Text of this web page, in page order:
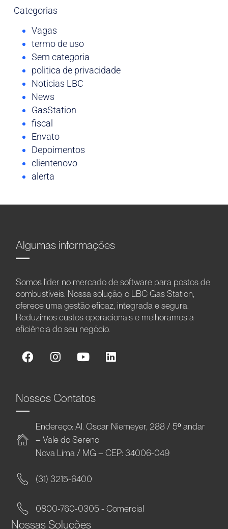
Categorias
Vagas
termo de uso
Sem categoria
politica de privacidade
Noticias LBC
News
GasStation
fiscal
Envato
Depoimentos
clientenovo
alerta
Algumas informações
Somos líder no mercado de software para postos de
combustíveis. Nossa solução, o LBC Gas Station,
oferece uma gestão eficaz, integrada e segura.
Reduzimos custos operacionais e melhoramos a
eficiência do seu negócio.
Nossos Contatos
Endereço: Al. Oscar Niemeyer, 288 / 5º andar
– Vale do Sereno
Nova Lima / MG – CEP: 34006-049
(31) 3215-6400
0800-760-0305 - Comercial
Nossas Soluções